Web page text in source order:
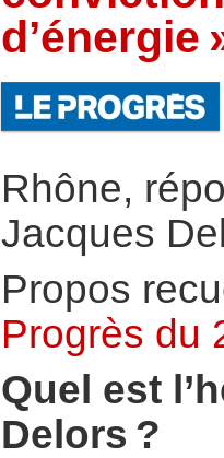
d’énergie
Rhône,
Jacques
Propos
Progrès du
Quel est
Delors ?